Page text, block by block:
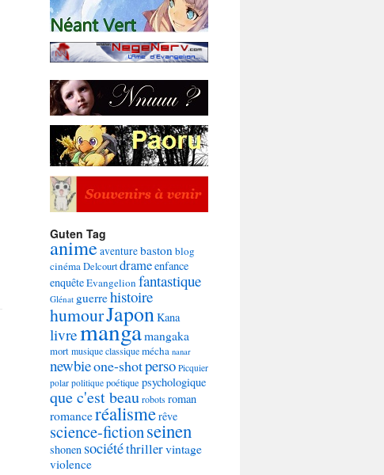
Guten Tag
animeaventurebaston blog
cinémaDelcourtdrameenfance
enquêteEvangelion fantastique
Glénat guerrehistoire
humourJapon Kana
livremangamangaka
mortmusique classiquemécha nanar
newbieone-shotperso Picquier
polar politique poétique psychologique
que c'est beaurobotsroman
romanceréalismerêve
science-fictionseinen
shonen sociététhrillervintage
violence